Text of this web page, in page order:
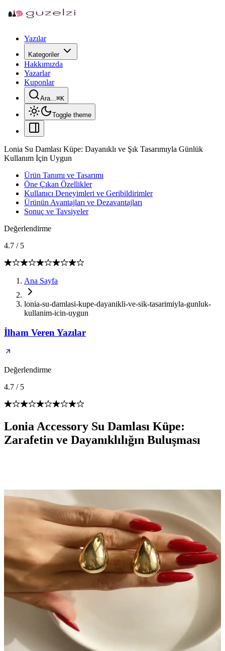
Yazılar
Kategoriler
Hakkımızda
Yazarlar
Kuponlar
Ara...⌘K
Toggle theme
Lonia Su Damlası Küpe: Dayanıklı ve Şık Tasarımıyla Günlük
Kullanım İçin Uygun
Ürün Tanımı ve Tasarımı
Öne Çıkan Özellikler
Kullanıcı Deneyimleri ve Geribildirimler
Ürünün Avantajları ve Dezavantajları
Sonuç ve Tavsiyeler
Değerlendirme
4.7 / 5
Ana Sayfa
lonia-su-damlasi-kupe-dayanikli-ve-sik-tasarimiyla-gunluk-
kullanim-icin-uygun
İlham Veren Yazılar
Değerlendirme
4.7 / 5
Lonia Accessory Su Damlası Küpe:
Zarafetin ve Dayanıklılığın Buluşması